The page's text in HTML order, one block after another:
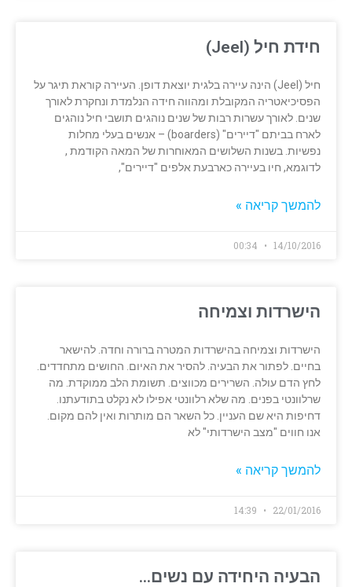
חידת חיל (Jeel)
חיל (Jeel) הינה עיירה בלגית יוצאת דופן. העיירה קוראת תיגר על
הפסיכיאטריה המקובלת ומהווה חידה הנלמדת ונחקרת לאורך
שנים. לאורך עשרות רבות של שנים נוהגים תושבי חיל נוהגים
לארח בביתם "דיירים" (boarders) – אנשים בעלי מחלות
נפשיות. בשנות השלושים המאוחרות של המאה הקודמת ,
לדוגמא, חיו בעיירה כארבעת אלפים "דיירים",
להמשך קריאה »
14/10/2016
הישרדות וצמיחה
הישרדות וצמיחה בהישרדות המטרה ברורה וחדה. להישאר
בחיים. לפתור את הבעיה. להסיר את האיום. החושים מתחדדים.
לחץ הדם עולה. השרירים מכווצים. תשומת הלב ממוקדת. מה
שרלוונטי בפנים. מה שלא רלוונטי אפילו לא נקלט בתודעתנו.
דחיפות היא שם העניין. כל השאר הם מותרות ואין להם מקום.
אנו חווים "מצב הישרדותי" לא
להמשך קריאה »
22/01/2016
הבעיה היחידה עם נשים…